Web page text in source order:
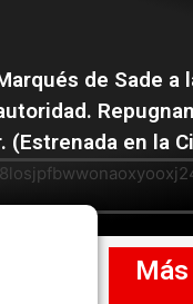
de Sade a
en la